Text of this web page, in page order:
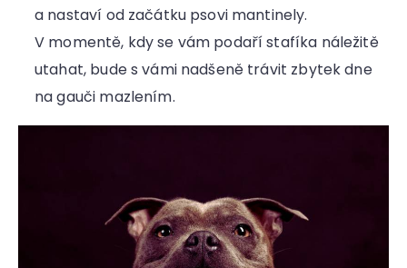
a nastaví od začátku psovi mantinely.
V momentě, kdy se vám podaří stafíka náležitě
utahat, bude s vámi nadšeně trávit zbytek dne
na gauči mazlením.